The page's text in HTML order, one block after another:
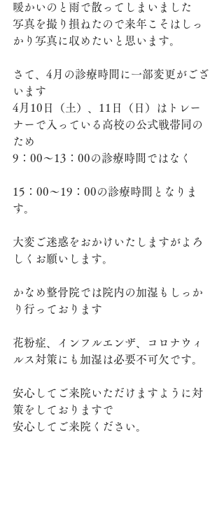
暖かいのと雨で散ってしまいました
写真を撮り損ねたので来年こそはしっ
かり写真に収めたいと思います。
さて、4月の診療時間に一部変更がござ
います
4月10日（土）、11日（日）はトレー
ナーで入っている高校の公式戦帯同の
ため
9：00～13：00の診療時間ではなく
15：00～19：00の診療時間となりま
す。
大変ご迷惑をおかけいたしますがよろ
しくお願いします。
かなめ整骨院では院内の加湿もしっか
り行っております
花粉症、インフルエンザ、コロナウィ
ルス対策にも加湿は必要不可欠です。
安心してご来院いただけますように対
策をしておりますで
安心してご来院ください。